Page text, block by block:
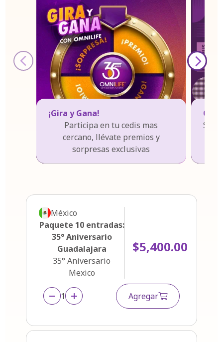
¡Gira y Gana!
Participa en tu cedis mas
cercano, llévate premios y
sorpresas exclusivas
‹ ›
México
Paquete 10 entradas:
35° Aniversario
Guadalajara
35° Aniversario
Mexico
$5,400.00
1 Agregar